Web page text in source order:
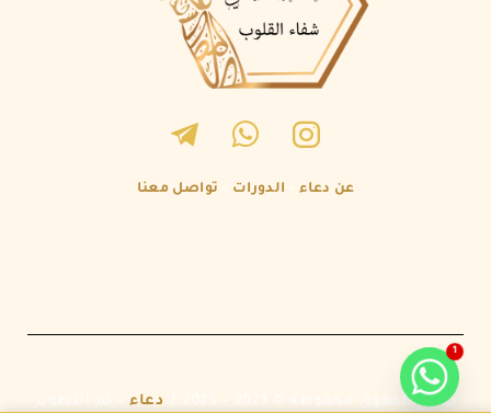
عن دعاء الدورات تواصل معنا
جميع الحقوق محفوظة © 2023 – 2025 لـ دعاء – تم التطوير
1